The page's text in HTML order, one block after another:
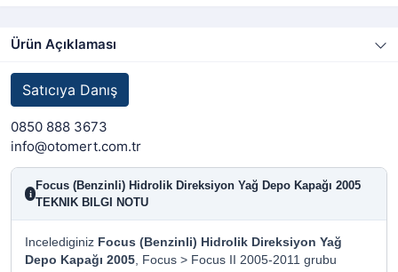
Ürün Açıklaması
Satıcıya Danış
0850 888 3673
info@otomert.com.tr
i
Focus (Benzinli) Hidrolik Direksiyon Yağ Depo Kapağı 2005
TEKNIK BILGI NOTU
Incelediginiz Focus (Benzinli) Hidrolik Direksiyon Yağ
Depo Kapağı 2005, Focus > Focus II 2005-2011 grubu